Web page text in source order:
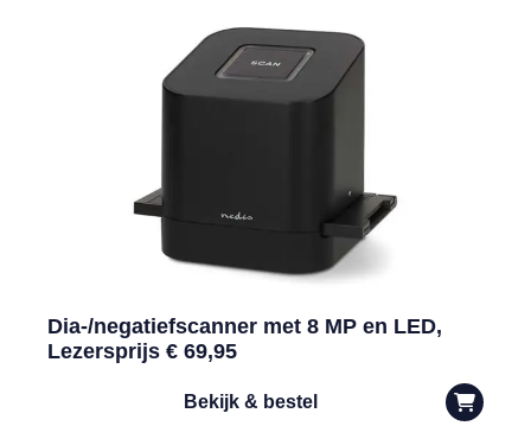
Dia-/negatiefscanner met 8 MP en LED,
Lezersprijs € 69,95
Bekijk & bestel